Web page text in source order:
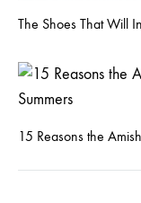
The Shoes That Will
15 Reasons the